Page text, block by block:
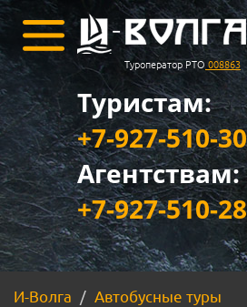
Туроператор РТО 008863
Туристам:
+7-927-510-
Агентствам:
+7-927-510-
И-Волга
Автобусные туры